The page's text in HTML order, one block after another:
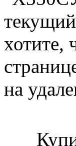
хотите,
на